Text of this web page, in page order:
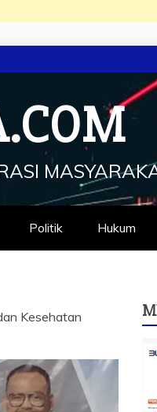
Politik Hukum
Kesehatan